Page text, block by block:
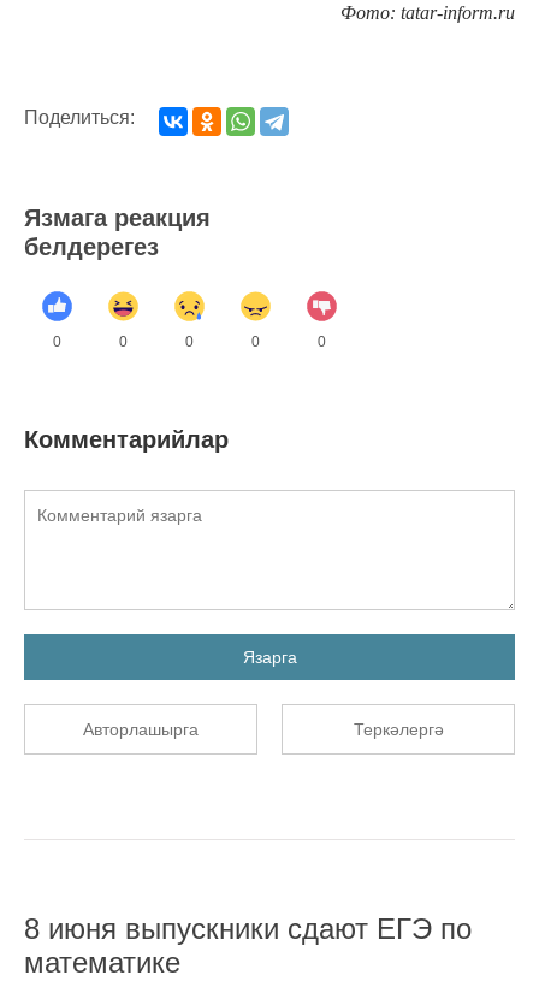
Фото: tatar-inform.ru
Поделиться:
Язмага реакция
белдерегез
0 0 0 0 0
Комментарийлар
Язарга
Авторлашырга Теркәлергә
8 июня выпускники сдают ЕГЭ по
математике